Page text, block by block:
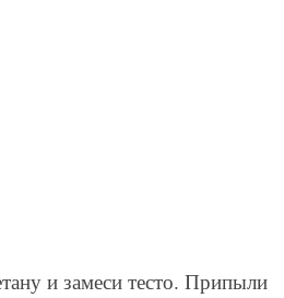
и замеси тесто. Припыли